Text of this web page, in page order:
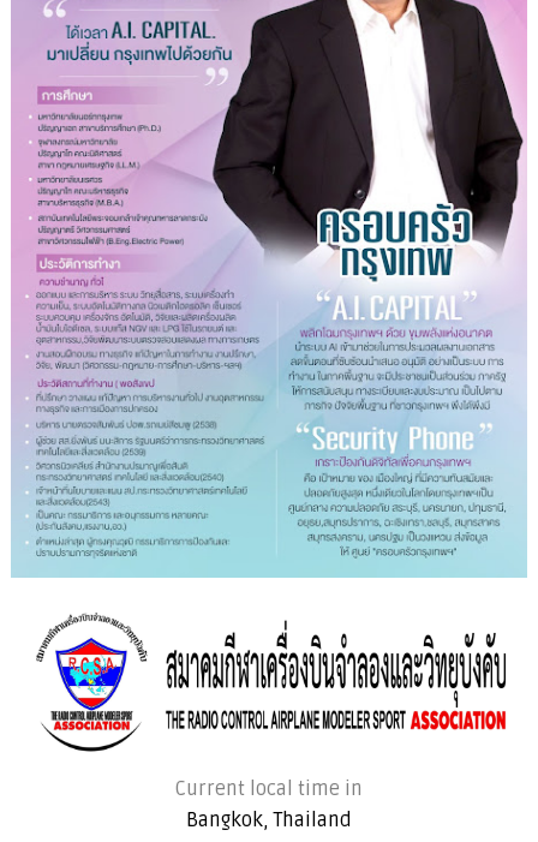
Current local time in
Bangkok, Thailand